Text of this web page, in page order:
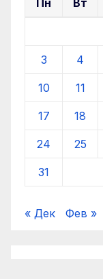
3 4
10 11
17 18
24 25
31
« Дек Фев »